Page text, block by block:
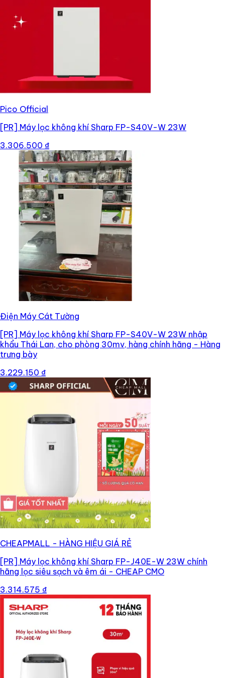
Pico Official
[PR] Máy lọc không khí Sharp FP-S40V-W 23W
3.306.500 ₫
Điện Máy Cát Tường
[PR] Máy lọc không khí Sharp FP-S40V-W 23W nhập
khẩu Thái Lan, cho phòng 30mv, hàng chính hãng - Hàng
trưng bày
3.229.150 ₫
CHEAPMALL - HÀNG HIỆU GIÁ RẺ
[PR] Máy lọc không khí Sharp FP-J40E-W 23W chính
hãng lọc siêu sạch và êm ái - CHEAP CMO
3.314.575 ₫